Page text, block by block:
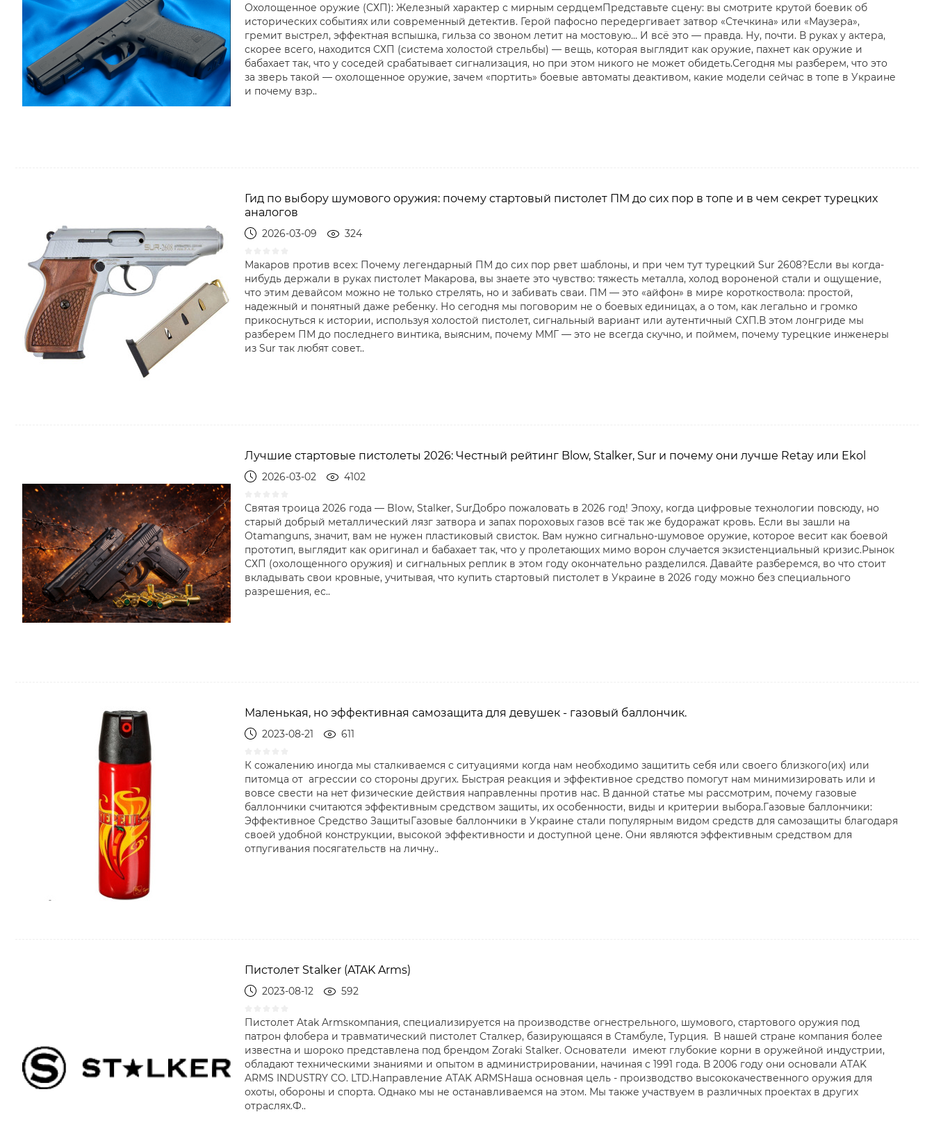
Охолощенное оружие (СХП): Железный характер с мирным сердцемПредставьте сцену: вы смотрите крутой боевик об
исторических событиях или современный детектив. Герой пафосно передергивает затвор «Стечкина» или «Маузера»,
гремит выстрел, эффектная вспышка, гильза со звоном летит на мостовую... И всё это — правда. Ну, почти. В руках у актера,
скорее всего, находится СХП (система холостой стрельбы) — вещь, которая выглядит как оружие, пахнет как оружие и
бабахает так, что у соседей срабатывает сигнализация, но при этом никого не может обидеть.Сегодня мы разберем, что это
за зверь такой — охолощенное оружие, зачем «портить» боевые автоматы деактивом, какие модели сейчас в топе в Украине
и почему взр..
Гид по выбору шумового оружия: почему стартовый пистолет ПМ до сих пор в топе и в чем секрет турецких
аналогов
2026-03-09 324
Макаров против всех: Почему легендарный ПМ до сих пор рвет шаблоны, и при чем тут турецкий Sur 2608?Если вы когда-
нибудь держали в руках пистолет Макарова, вы знаете это чувство: тяжесть металла, холод вороненой стали и ощущение,
что этим девайсом можно не только стрелять, но и забивать сваи. ПМ — это «айфон» в мире короткоствола: простой,
надежный и понятный даже ребенку. Но сегодня мы поговорим не о боевых единицах, а о том, как легально и громко
прикоснуться к истории, используя холостой пистолет, сигнальный вариант или аутентичный СХП.В этом лонгриде мы
разберем ПМ до последнего винтика, выясним, почему ММГ — это не всегда скучно, и поймем, почему турецкие инженеры
из Sur так любят совет..
Лучшие стартовые пистолеты 2026: Честный рейтинг Blow, Stalker, Sur и почему они лучше Retay или Ekol
2026-03-02 4102
Святая троица 2026 года — Blow, Stalker, SurДобро пожаловать в 2026 год! Эпоху, когда цифровые технологии повсюду, но
старый добрый металлический лязг затвора и запах пороховых газов всё так же будоражат кровь. Если вы зашли на
Otamanguns, значит, вам не нужен пластиковый свисток. Вам нужно сигнально-шумовое оружие, которое весит как боевой
прототип, выглядит как оригинал и бабахает так, что у пролетающих мимо ворон случается экзистенциальный кризис.Рынок
СХП (охолощенного оружия) и сигнальных реплик в этом году окончательно разделился. Давайте разберемся, во что стоит
вкладывать свои кровные, учитывая, что купить стартовый пистолет в Украине в 2026 году можно без специального
разрешения, ес..
Маленькая, но эффективная самозащита для девушек - газовый баллончик.
2023-08-21 611
К сожалению иногда мы сталкиваемся с ситуациями когда нам необходимо защитить себя или своего близкого(их) или
питомца от агрессии со стороны других. Быстрая реакция и эффективное средство помогут нам минимизировать или и
вовсе свести на нет физические действия направленны против нас. В данной статье мы рассмотрим, почему газовые
баллончики считаются эффективным средством защиты, их особенности, виды и критерии выбора.Газовые баллончики:
Эффективное Средство ЗащитыГазовые баллончики в Украине стали популярным видом средств для самозащиты благодаря
своей удобной конструкции, высокой эффективности и доступной цене. Они являются эффективным средством для
отпугивания посягательств на личну..
Пистолет Stalker (ATAK Arms)
2023-08-12 592
Пистолет Atak Armsкомпания, специализируется на производстве огнестрельного, шумового, стартового оружия под
патрон флобера и травматический пистолет Сталкер, базирующаяся в Стамбуле, Турция. В нашей стране компания более
известна и шороко представлена под брендом Zoraki Stalker. Основатели имеют глубокие корни в оружейной индустрии,
обладают техническими знаниями и опытом в администрировании, начиная с 1991 года. В 2006 году они основали ATAK
ARMS INDUSTRY CO. LTD.Направление ATAK ARMSНаша основная цель - производство высококачественного оружия для
охоты, обороны и спорта. Однако мы не останавливаемся на этом. Мы также участвуем в различных проектах в других
отраслях.Ф..